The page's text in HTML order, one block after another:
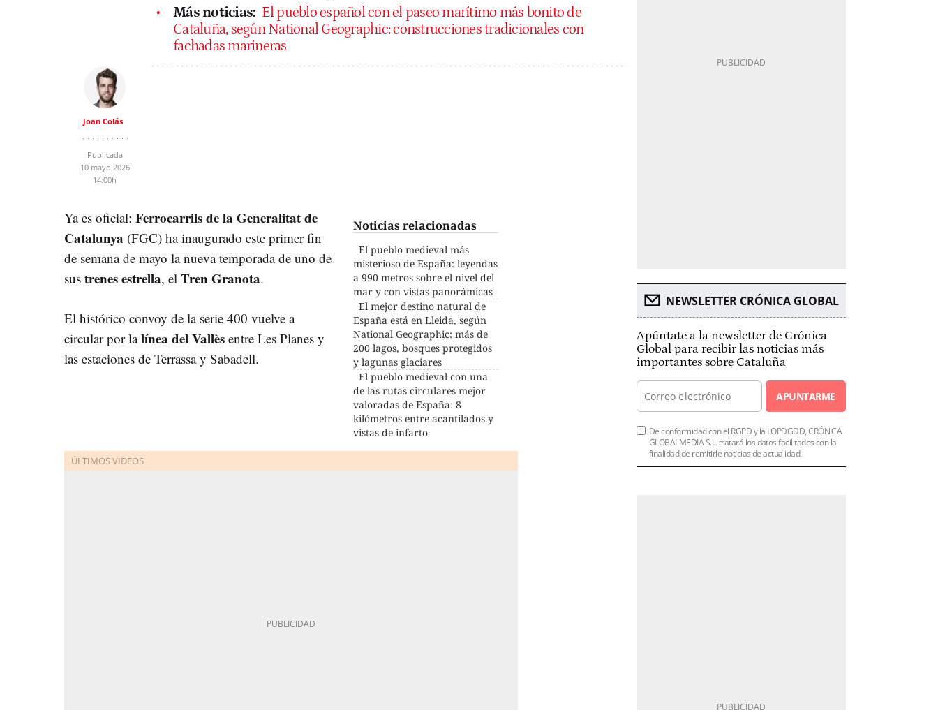
Más noticias: El pueblo español con el paseo marítimo más bonito de
Cataluña, según National Geographic: construcciones tradicionales con
fachadas marineras
Joan Colás
Publicada
10 mayo 2026
14:00h
Noticias relacionadas
El pueblo medieval más
misterioso de España: leyendas
a 990 metros sobre el nivel del
mar y con vistas panorámicas
El mejor destino natural de
España está en Lleida, según
National Geographic: más de
200 lagos, bosques protegidos
y lagunas glaciares
El pueblo medieval con una
de las rutas circulares mejor
valoradas de España: 8
kilómetros entre acantilados y
vistas de infarto
Ya es oficial: Ferrocarrils de la Generalitat de
Catalunya (FGC) ha inaugurado este primer fin
de semana de mayo la nueva temporada de uno de
sus trenes estrella, el Tren Granota.
El histórico convoy de la serie 400 vuelve a
circular por lalínea del Vallès entre Les Planes y
las estaciones de Terrassa y Sabadell.
NEWSLETTER CRÓNICA GLOBAL
Apúntate a la newsletter de Crónica
Global para recibir las noticias más
importantes sobre Cataluña
APUNTARME
De conformidad con el RGPD y la LOPDGDD, CRÓNICA
GLOBALMEDIA S.L. tratará los datos facilitados con la
finalidad de remitirle noticias de actualidad.